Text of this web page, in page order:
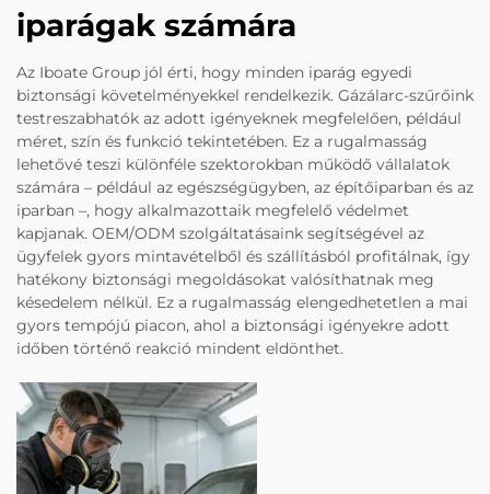
iparágak számára
Az Iboate Group jól érti, hogy minden iparág egyedi
biztonsági követelményekkel rendelkezik. Gázálarc-szűrőink
testreszabhatók az adott igényeknek megfelelően, például
méret, szín és funkció tekintetében. Ez a rugalmasság
lehetővé teszi különféle szektorokban működő vállalatok
számára – például az egészségügyben, az építőiparban és az
iparban –, hogy alkalmazottaik megfelelő védelmet
kapjanak. OEM/ODM szolgáltatásaink segítségével az
ügyfelek gyors mintavételből és szállításból profitálnak, így
hatékony biztonsági megoldásokat valósíthatnak meg
késedelem nélkül. Ez a rugalmasság elengedhetetlen a mai
gyors tempójú piacon, ahol a biztonsági igényekre adott
időben történő reakció mindent eldönthet.